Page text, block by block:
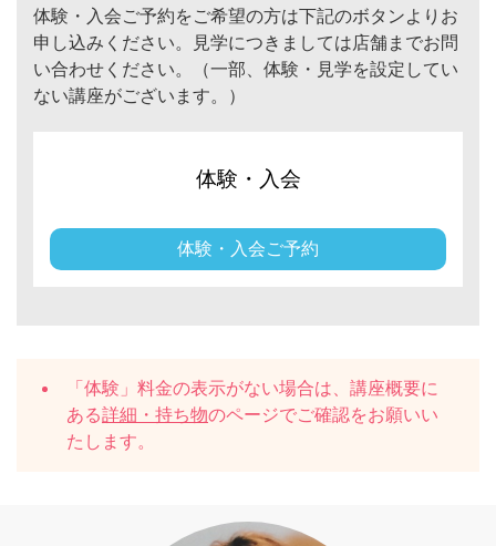
体験・入会ご予約をご希望の方は下記のボタンよりお
申し込みください。見学につきましては店舗までお問
い合わせください。（一部、体験・見学を設定してい
ない講座がございます。）
体験・入会
体験・入会ご予約
「体験」料金の表示がない場合は、講座概要に
ある詳細・持ち物のページでご確認をお願いい
たします。